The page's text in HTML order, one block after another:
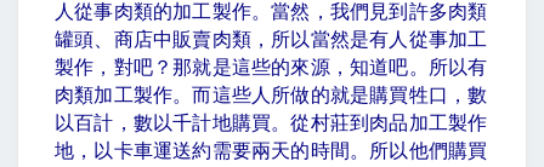
人從事肉類的加工製作。當然，我們見到許多肉類
罐頭、商店中販賣肉類，所以當然是有人從事加工
製作，對吧？那就是這些的來源，知道吧。所以有
肉類加工製作。而這些人所做的就是購買牲口，數
以百計，數以千計地購買。從村莊到肉品加工製作
地，以卡車運送約需要兩天的時間。所以他們購買